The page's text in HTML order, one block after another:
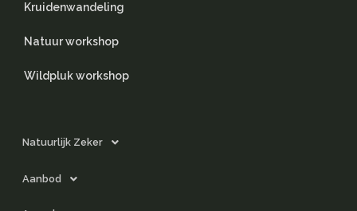
Natuurlijk Zeker
Aanbod
Kruidenwandeling
Natuur workshop
Wildpluk workshop